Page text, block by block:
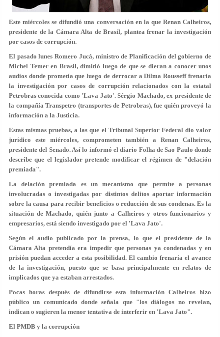
Este miércoles se difundió una conversación en la que Renan Calheiros,
presidente de la Cámara Alta de Brasil, plantea frenar la investigación
por casos de corrupción.
El pasado lunes Romero Jucá, ministro de Planificación del gobierno de
Michel Temer en Brasil, dimitió luego de que se dieran a conocer unos
audios donde prometía que luego de derrocar a Dilma Rousseff frenaría
la investigación por casos de corrupción relacionados con la estatal
Petrobras conocida como 'Lava Jato'. Sérgio Machado, ex presidente de
la compañía Transpetro (transportes de Petrobras), fue quién proveyó la
información a la Justicia.
Estas mismas pruebas, a las que el Tribunal Superior Federal dio valor
jurídico este miércoles, comprometen también a Renan Calheiros,
presidente del Senado. Así lo informó el diario Folha de Sao Paulo donde
describe que el legislador pretende modificar el régimen de "delación
premiada".
La delación premiada es un mecanismo que permite a personas
involucradas o investigadas por distintos delitos aportar información
sobre la causa para recibir beneficios o reducción de sus condenas. Es la
situación de Machado, quién junto a Calheiros y otros funcionarios y
empresarios, está siendo investigado por el 'Lava Jato'.
Según el audio publicado por la prensa, lo que el presidente de la
Cámara Alta pretendía era impedir que personas ya condenadas y en
prisión puedan acceder a esta posibilidad. El cambio frenaría el avance
de la investigación, puesto que se basa principalmente en relatos de
implicados que ya estaban arrestados.
Pocas horas después de difundirse esta información Calheiros hizo
público un comunicado donde señala que "los diálogos no revelan,
indican o sugieren la menor tentativa de interferir en 'Lava Jato".
El PMDB y la corrupción